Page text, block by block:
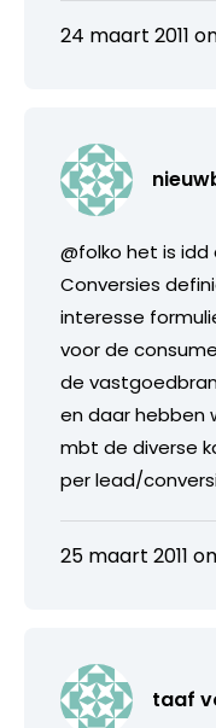
24 maart 2011
@folko het is
Conversies
interesse
voor de
de
en daar hebben
mbt de diverse
per lead/
25 maart 2011
taaf